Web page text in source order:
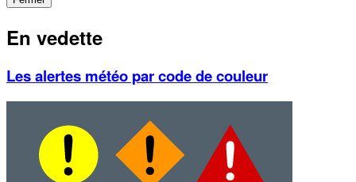
En vedette
Les alertes météo par code de couleur